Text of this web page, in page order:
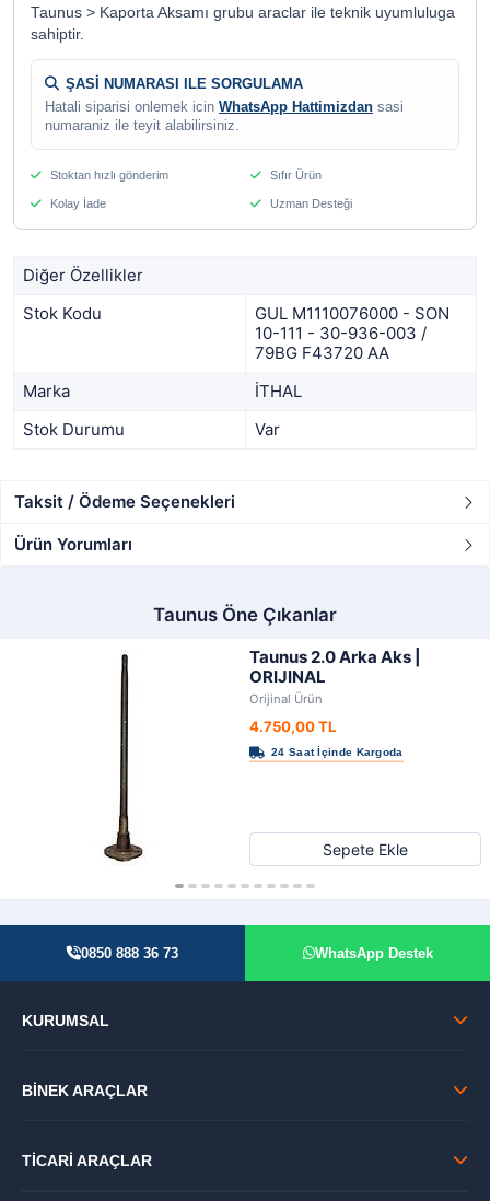
Taunus > Kaporta Aksamı grubu araclar ile teknik uyumluluga
sahiptir.
ŞASİ NUMARASI ILE SORGULAMA
Hatali siparisi onlemek icin WhatsApp Hattimizdan sasi
numaraniz ile teyit alabilirsiniz.
Stoktan hızlı gönderim Sıfır Ürün
Kolay İade Uzman Desteği
Diğer Özellikler
Stok Kodu
GUL M1110076000 - SON
10-111 - 30-936-003 /
79BG F43720 AA
Marka
İTHAL
Stok Durumu
Var
Taksit / Ödeme Seçenekleri
Ürün Yorumları
Taunus Öne Çıkanlar
Taunus 2.0 Arka Aks |
ORIJINAL
Orijinal Ürün
4.750,00 TL
Sepete Ekle
0850 888 36 73 WhatsApp Destek
KURUMSAL
BİNEK ARAÇLAR
TİCARİ ARAÇLAR